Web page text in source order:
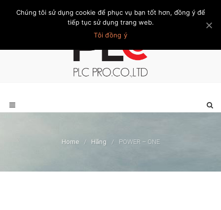
Trang chủ Giới thiệu Khách hàng Liên hệ Thành viên
Home / Hãng / POWER – ONE
Chúng tôi sử dụng cookie để phục vụ bạn tốt hơn, đồng ý để
tiếp tục sử dụng trang web.
Tôi đồng ý